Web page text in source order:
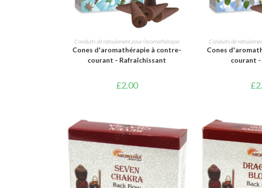
AJOUTER AU PANIER
Conduits de refoulement pour l'aromathérapie
Cones d'aromathérapie à contre-
courant - Rafraîchissant
£2.00
AJOUTER
Conduits de
Cones
courant
£